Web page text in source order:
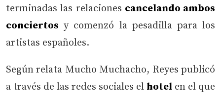
terminadas las relaciones cancelando ambos
conciertos y comenzó la pesadilla para los
artistas españoles.
Según relata Mucho Muchacho, Reyes publicó
a través de las redes sociales el hotel en el que